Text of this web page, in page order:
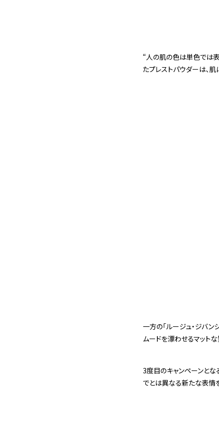
“人の肌の色は単色では表
たプレストパウダーは、
一方の「ルージュ・ジバン
ムードを漂わせるマット
3度目のキャンペーンとな
でとは異なる新たな表情